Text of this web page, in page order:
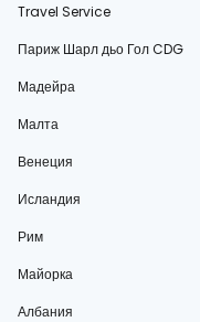
Travel Service
Париж Шарл дьо Гол CDG
Мадейра
Малта
Венеция
Исландия
Рим
Майорка
Албания